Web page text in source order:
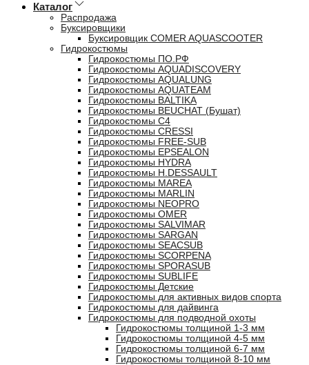
Каталог
Распродажа
Буксировщики
Буксировщик COMER AQUASCOOTER
Гидрокостюмы
Гидрокостюмы ПО.РФ
Гидрокостюмы AQUADISCOVERY
Гидрокостюмы AQUALUNG
Гидрокостюмы AQUATEAM
Гидрокостюмы BALTIKA
Гидрокостюмы BEUCHAT (Бушат)
Гидрокостюмы C4
Гидрокостюмы CRESSI
Гидрокостюмы FREE-SUB
Гидрокостюмы EPSEALON
Гидрокостюмы HYDRA
Гидрокостюмы H.DESSAULT
Гидрокостюмы MAREA
Гидрокостюмы MARLIN
Гидрокостюмы NEOPRO
Гидрокостюмы OMER
Гидрокостюмы SALVIMAR
Гидрокостюмы SARGAN
Гидрокостюмы SEACSUB
Гидрокостюмы SCORPENA
Гидрокостюмы SPORASUB
Гидрокостюмы SUBLIFE
Гидрокостюмы Детские
Гидрокостюмы для активных видов спорта
Гидрокостюмы для дайвинга
Гидрокостюмы для подводной охоты
Гидрокостюмы толщиной 1-3 мм
Гидрокостюмы толщиной 4-5 мм
Гидрокостюмы толщиной 6-7 мм
Гидрокостюмы толщиной 8-10 мм